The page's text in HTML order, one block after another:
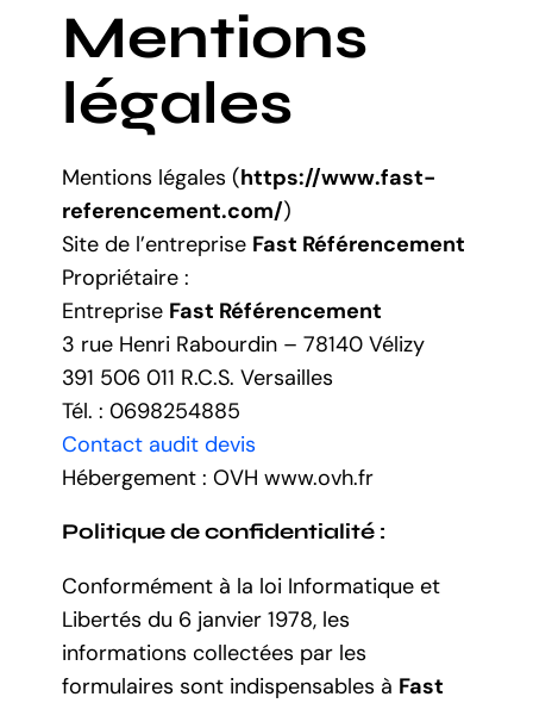
Mentions
légales
Mentions légales (https://www.fast-
referencement.com/)
Site de l’entreprise Fast Référencement
Propriétaire :
Entreprise Fast Référencement
3 rue Henri Rabourdin – 78140 Vélizy
391 506 011 R.C.S. Versailles
Tél. : 0698254885
Contact audit devis
Hébergement : OVH www.ovh.fr
Politique de confidentialité :
Conformément à la loi Informatique et
Libertés du 6 janvier 1978, les
informations collectées par les
formulaires sont indispensables à Fast